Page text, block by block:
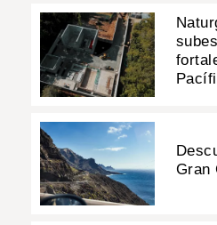
Gran